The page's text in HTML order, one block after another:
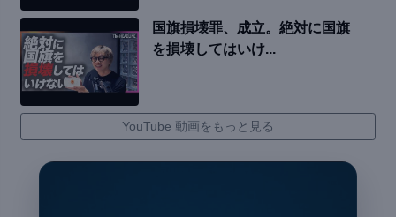
国旗損壊罪、成立。絶対に国旗
を損壊してはいけ...
YouTube 動画をもっと見る